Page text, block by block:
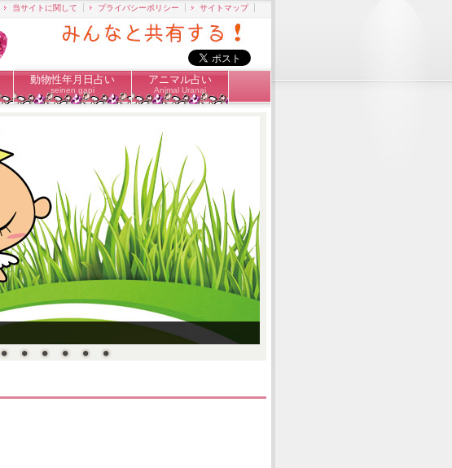
当サイトに関して プライバシーポリシー サイトマップ
動物性年月日占い
seinen gapi
アニマル占い
Animal Uranai